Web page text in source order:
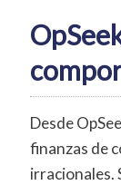
Desde
finanzas de
irracionales.